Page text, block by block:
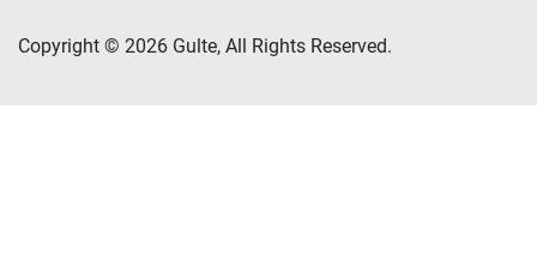
Copyright © 2026 Gulte, All Rights Reserved.